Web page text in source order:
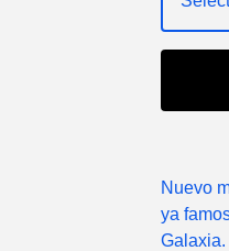
Nuevo
ya
Galaxia.